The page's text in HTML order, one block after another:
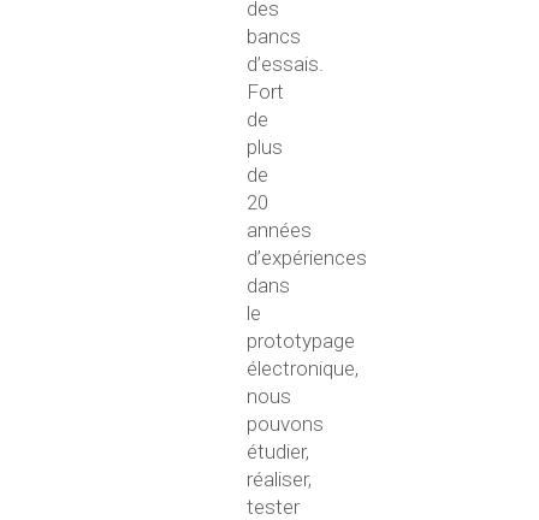
des
bancs
d’essais.
Fort
de
plus
de
20
années
d’expériences
dans
le
prototypage
électronique,
nous
pouvons
étudier,
réaliser,
tester